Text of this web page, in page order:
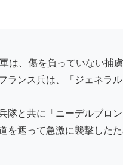
ランス兵は、「ジェネラ
隊と共に「ニーデルブロ
を遮って急激に襲撃した